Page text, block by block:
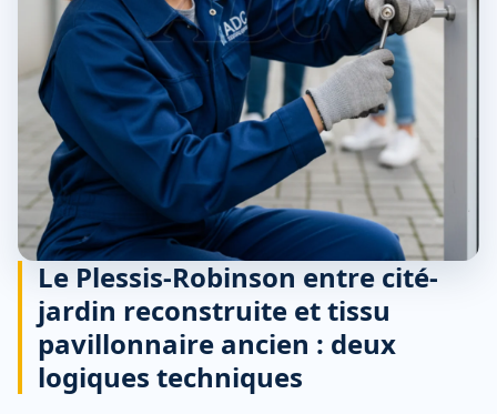
Le Plessis-Robinson entre cité-
jardin reconstruite et tissu
pavillonnaire ancien : deux
logiques techniques